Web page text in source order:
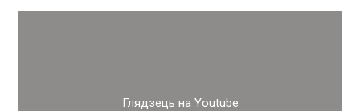
Глядзець на Youtube